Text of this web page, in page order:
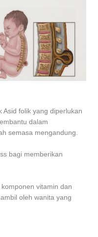
Asid folik yang diperlukan
dalam
semasa mengandung.
bagi memberikan
vitamin dan
oleh wanita yang